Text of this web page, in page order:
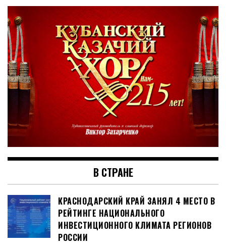
В СТРАНЕ
КРАСНОДАРСКИЙ КРАЙ ЗАНЯЛ 4 МЕСТО В
РЕЙТИНГЕ НАЦИОНАЛЬНОГО
ИНВЕСТИЦИОННОГО КЛИМАТА РЕГИОНОВ
РОССИИ